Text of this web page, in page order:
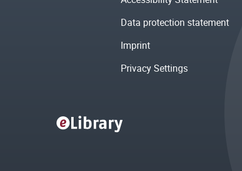
Data protection statement
Imprint
Privacy Settings